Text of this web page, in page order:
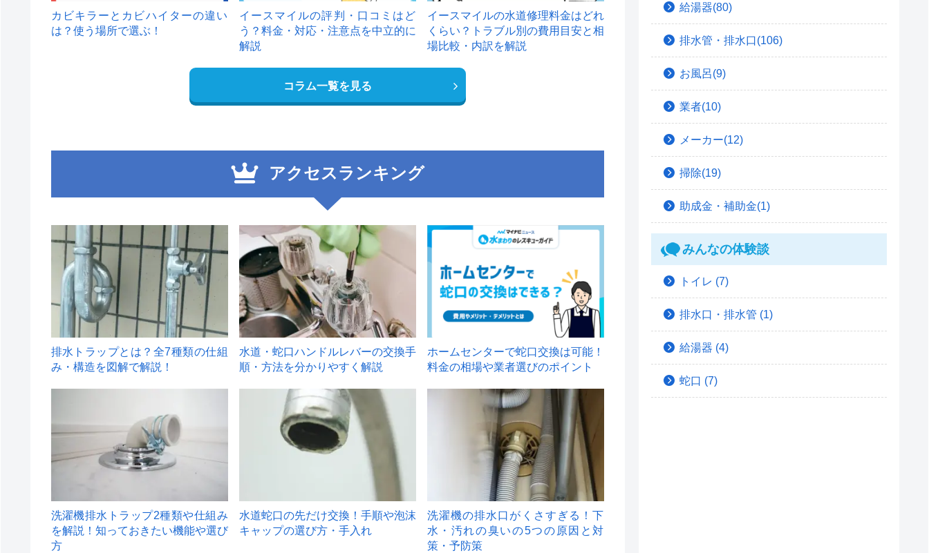
カビキラーとカビハイターの違い
は？使う場所で選ぶ！
イースマイルの評判・口コミはど
う？料金・対応・注意点を中立的に
解説
イースマイルの水道修理料金はどれ
くらい？トラブル別の費用目安と相
場比較・内訳を解説
コラム一覧を見る
アクセスランキング
1
排水トラップとは？全7種類の仕組
み・構造を図解で解説！
2
水道・蛇口ハンドルレバーの交換手
順・方法を分かりやすく解説
ホームセンターで蛇口交換は可能！
料金の相場や業者選びのポイント
洗濯機排水トラップ2種類や仕組み
を解説！知っておきたい機能や選び
方
水道蛇口の先だけ交換！手順や泡沫
キャップの選び方・手入れ
洗濯機の排水口がくさすぎる！下
水・汚れの臭いの5つの原因と対
策・予防策
給湯器(80)
排水管・排水口(106)
お風呂(9)
業者(10)
メーカー(12)
掃除(19)
助成金・補助金(1)
みんなの体験談
トイレ (7)
排水口・排水管 (1)
給湯器 (4)
蛇口 (7)